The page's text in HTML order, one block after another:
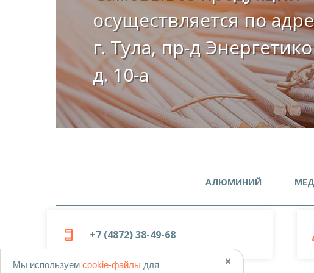
осуществляется по
г. Тула, пр-д
д. 10-а
+7 (4872) 38-49-68
АЛЮМИНИЙ
✖️
Мы используем cookie-файлы для